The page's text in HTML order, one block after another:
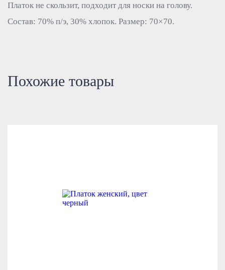
Платок не скользит, подходит для носки на голову.
Состав: 70% п/э, 30% хлопок. Размер: 70×70.
Похожие товары